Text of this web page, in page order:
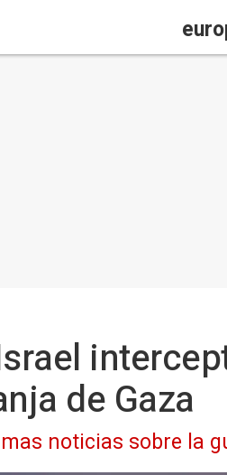
de Gaza
noticias sobre la